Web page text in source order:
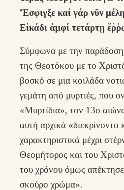
Ἔσφιγξε καί γάρ νῦν
Εἰκάδι ἀμφί τετάρτῃ
Σύμφωνα με την παράδοση
της Θεοτόκου με το
βοσκό σε μια κοιλάδα
γεμάτη από μυρτιές, που
«Μυρτίδια», τον 13ο
αυτή αρχικά «διεκρίνοντο
χαρακτηριστικά μέχρι
Θεομήτορος και του
του χρόνου όμως
σκούρο χρώμα».